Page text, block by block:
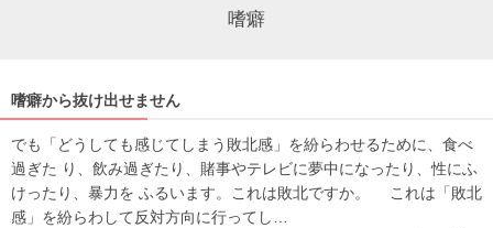
嗜癖
嗜癖から抜け出せません
でも「どうしても感じてしまう敗北感」を紛らわせるために、食べ
過ぎた り、飲み過ぎたり、賭事やテレビに夢中になったり、性にふ
けったり、暴力を ふるいます。これは敗北ですか。 これは「敗北
感」を紛らわして反対方向に行ってし…